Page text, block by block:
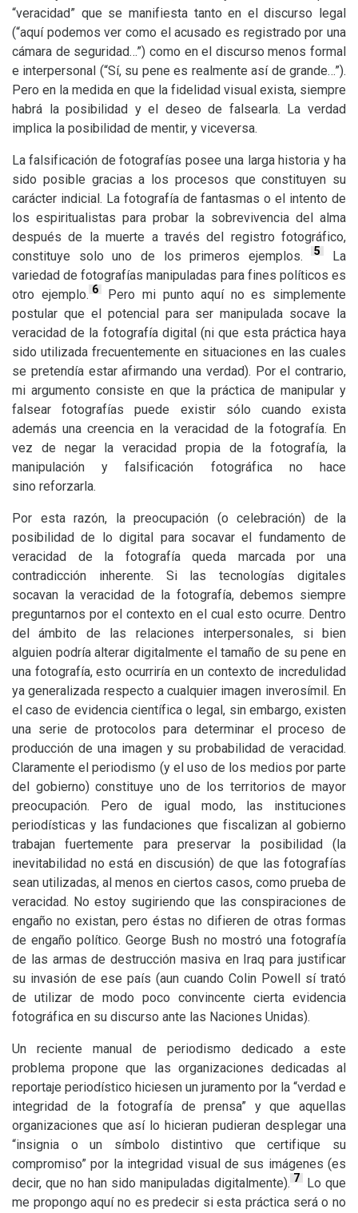
“veracidad” que se manifiesta tanto en el discurso legal
(“aquí podemos ver como el acusado es registrado por una
cámara de seguridad…”) como en el discurso menos formal
e interpersonal (“Sí, su pene es realmente así de grande…”).
Pero en la medida en que la fidelidad visual exista, siempre
habrá la posibilidad y el deseo de falsearla. La verdad
implica la posibilidad de mentir, y viceversa.
La falsificación de fotografías posee una larga historia y ha
sido posible gracias a los procesos que constituyen su
carácter indicial. La fotografía de fantasmas o el intento de
los espiritualistas para probar la sobrevivencia del alma
después de la muerte a través del registro fotográfico,
constituye solo uno de los primeros ejemplos. 5
La
variedad de fotografías manipuladas para fines políticos es
otro ejemplo. 6 Pero mi punto aquí no es simplemente
postular que el potencial para ser manipulada socave la
veracidad de la fotografía digital (ni que esta práctica haya
sido utilizada frecuentemente en situaciones en las cuales
se pretendía estar afirmando una verdad). Por el contrario,
mi argumento consiste en que la práctica de manipular y
falsear fotografías puede existir sólo cuando exista
además una creencia en la veracidad de la fotografía. En
vez de negar la veracidad propia de la fotografía, la
manipulación y falsificación fotográfica no hace
sino reforzarla.
Por esta razón, la preocupación (o celebración) de la
posibilidad de lo digital para socavar el fundamento de
veracidad de la fotografía queda marcada por una
contradicción inherente. Si las tecnologías digitales
socavan la veracidad de la fotografía, debemos siempre
preguntarnos por el contexto en el cual esto ocurre. Dentro
del ámbito de las relaciones interpersonales, si bien
alguien podría alterar digitalmente el tamaño de su pene en
una fotografía, esto ocurriría en un contexto de incredulidad
ya generalizada respecto a cualquier imagen inverosímil. En
el caso de evidencia científica o legal, sin embargo, existen
una serie de protocolos para determinar el proceso de
producción de una imagen y su probabilidad de veracidad.
Claramente el periodismo (y el uso de los medios por parte
del gobierno) constituye uno de los territorios de mayor
preocupación. Pero de igual modo, las instituciones
periodísticas y las fundaciones que fiscalizan al gobierno
trabajan fuertemente para preservar la posibilidad (la
inevitabilidad no está en discusión) de que las fotografías
sean utilizadas, al menos en ciertos casos, como prueba de
veracidad. No estoy sugiriendo que las conspiraciones de
engaño no existan, pero éstas no difieren de otras formas
de engaño político. George Bush no mostró una fotografía
de las armas de destrucción masiva en Iraq para justificar
su invasión de ese país (aun cuando Colin Powell sí trató
de utilizar de modo poco convincente cierta evidencia
fotográfica en su discurso ante las Naciones Unidas).
Un reciente manual de periodismo dedicado a este
problema propone que las organizaciones dedicadas al
reportaje periodístico hiciesen un juramento por la “verdad e
integridad de la fotografía de prensa” y que aquellas
organizaciones que así lo hicieran pudieran desplegar una
“insignia o un símbolo distintivo que certifique su
compromiso” por la integridad visual de sus imágenes (es
decir, que no han sido manipuladas digitalmente). 7
Lo que
me propongo aquí no es predecir si esta práctica será o no